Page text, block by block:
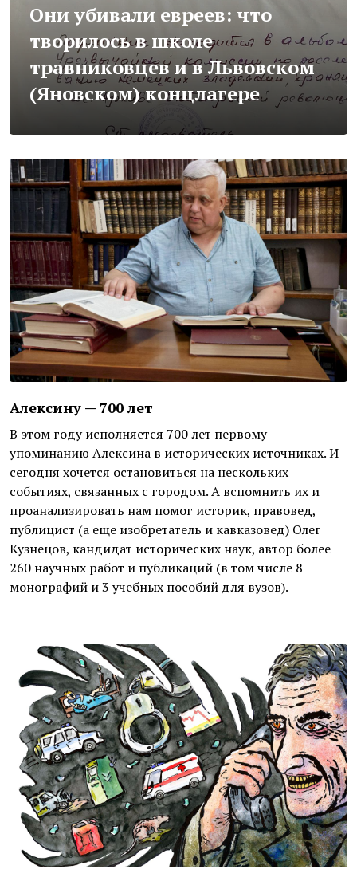
Они убивали евреев: что
творилось в школе
травниковцев и в Львовском
(Яновском) концлагере
Алексину — 700 лет
В этом году исполняется 700 лет первому
упоминанию Алексина в исторических источниках. И
сегодня хочется остановиться на нескольких
событиях, связанных с городом. А вспомнить их и
проанализировать нам помог историк, правовед,
публицист (а еще изобретатель и кавказовед) Олег
Кузнецов, кандидат исторических наук, автор более
260 научных работ и публикаций (в том числе 8
монографий и 3 учебных пособий для вузов).